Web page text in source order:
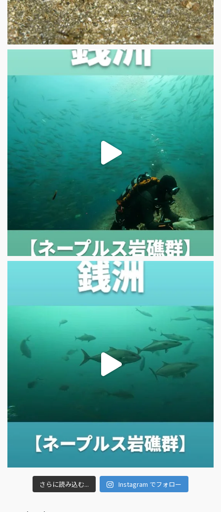
さらに読み込む... Instagram でフォロー